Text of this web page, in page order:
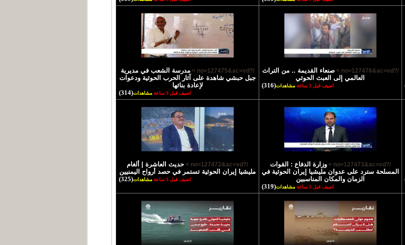
/?no=127476&ac=vd >
صنعاء القديمة .. من التراث
العالمي إلى العبث الحوثي
اضيف قبل 3 ساعة مشاهدات(316)
/?no=127475&ac=vd >
مدرسة الشعب في مديرية
جبل حبشي شاهدة على آثار الحرب الحوثية ودعوات
لإعادة بنائها
اضيف قبل 3 ساعة مشاهدات(314)
/?no=127473&ac=vd >
وزارة الدفاع : القوات
المسلحة سترد على عدوان مليشيا إيران الحوثية في
الزمان والمكان المناسبين
اضيف قبل 3 ساعة مشاهدات(319)
/?no=127472&ac=vd >
حديث العاشرة | ألغام
مليشيا إيران الحوثية تستمر في حصد أرواح اليمنيين
اضيف قبل 3 ساعة مشاهدات(325)